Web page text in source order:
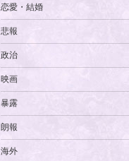
恋愛・結婚
悲報
政治
映画
暴露
朗報
海外